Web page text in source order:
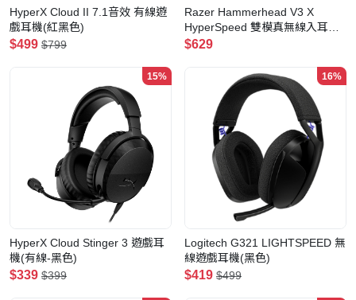
HyperX Cloud II 7.1音效 有線遊
戲耳機(紅黑色)
$499 $799
Razer Hammerhead V3 X
HyperSpeed 雙模真無線入耳式
耳機(PC)
$629
15%
HyperX Cloud Stinger 3 遊戲耳
機(有線-黑色)
$339 $399
16%
Logitech G321 LIGHTSPEED 無
線遊戲耳機(黑色)
$419 $499